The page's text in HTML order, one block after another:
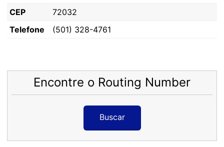
CEP
72032
Telefone
(501) 328-4761
Encontre o Routing Number
Buscar